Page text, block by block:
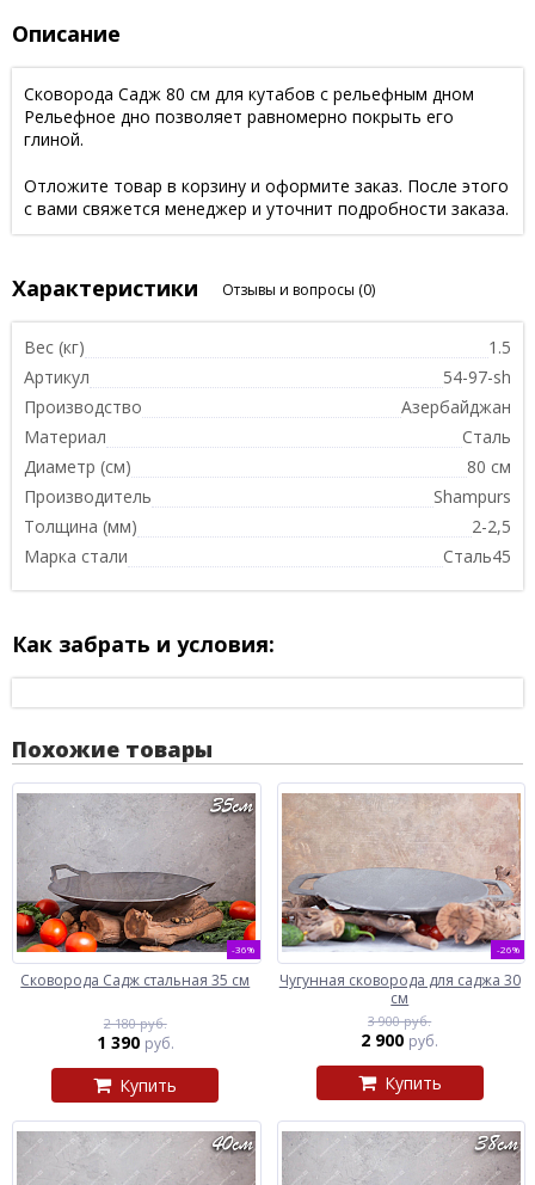
Описание
Сковорода Садж 80 см для кутабов с рельефным дном
Рельефное дно позволяет равномерно покрыть его
глиной.
Отложите товар в корзину и оформите заказ. После этого
с вами свяжется менеджер и уточнит подробности заказа.
Характеристики Отзывы и вопросы (0)
Вес (кг)
1.5
Артикул
54-97-sh
Производство
Азербайджан
Материал
Сталь
Диаметр (см)
80 см
Производитель
Shampurs
Толщина (мм)
2-2,5
Марка стали
Сталь45
Как забрать и условия:
Похожие товары
-36%
Сковорода Садж стальная 35 см
2 180 руб.
1 390 руб.
Купить
-26%
Чугунная сковорода для саджа 30
см
3 900 руб.
2 900 руб.
Купить